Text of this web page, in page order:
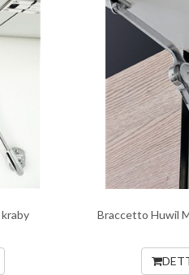
Braccetto Huwil